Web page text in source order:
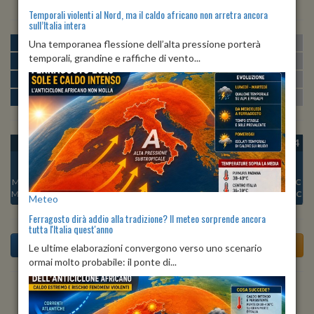
MATTINA min:23º max:29º U:
POMERIGGIO min:30º max:32º
SERA min:25º max:32º U:83% 86%
NOTTE min: 23º max:25º U:81%
OGGI
Min:
23°C
Max:25°C
DOM 09
Min:
Max:25°C
LUN 10
Min:21°C
Max:23°C
MAR 11
Min:
22°C
Max:24°C
MER 12
Max:25°C
GIO 13
Min:22°C
Max:24°C
VEN 14
22°C
Max:24°C
Previsioni del Tempo a Tolentino di oggi
Temporali violenti al Nord, ma il caldo africano non arretra ancora
sull’Italia intera
Una temporanea flessione dell’alta pressione porterà
temporali, grandine e raffiche di vento...
Meteo
Ferragosto dirà addio alla tradizione? Il meteo sorprende ancora
tutta l'Italia quest'anno
Le ultime elaborazioni convergono verso uno scenario
ormai molto probabile: il ponte di...